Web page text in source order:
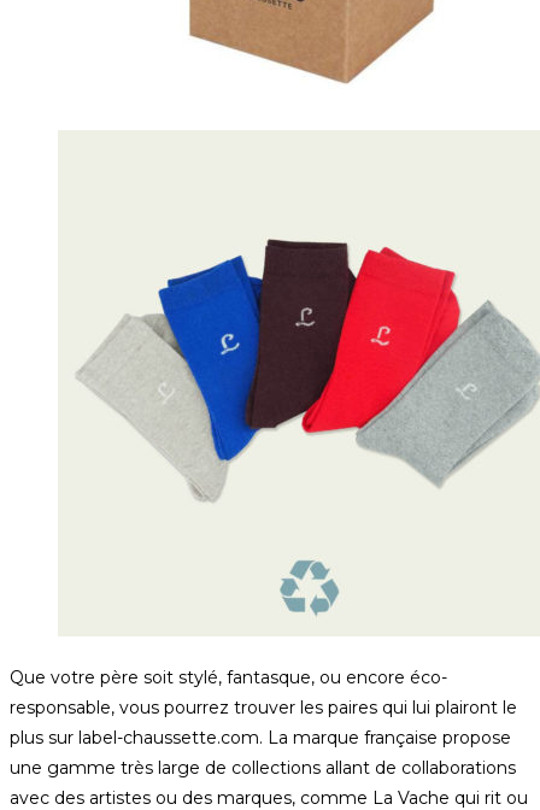
Que votre père soit stylé, fantasque, ou encore éco-
responsable, vous pourrez trouver les paires qui lui plairont le
plus sur label-chaussette.com. La marque française propose
une gamme très large de collections allant de collaborations
avec des artistes ou des marques, comme La Vache qui rit ou